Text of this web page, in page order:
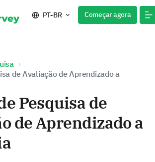
PT-BR Começar agora
de Avaliação de Aprendizado a
Pesquisa de
de Aprendizado a